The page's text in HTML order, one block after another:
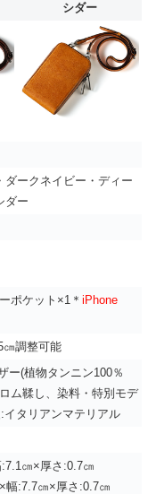
シダー
ダークネイビー・ディー
ダー
ポケット×1＊ iPhone
㎝調整可能
ー(植物タンニン100％
ム鞣し、染料・特別モデ
イタリアンマテリアル
㎝×厚さ:0.7㎝
幅:7.7㎝×厚さ:0.7㎝